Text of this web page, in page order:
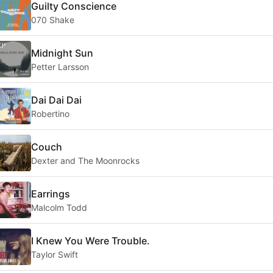
Guilty Conscience
070 Shake
Midnight Sun
Petter Larsson
Dai Dai Dai
Robertino
Couch
Dexter and The Moonrocks
Earrings
Malcolm Todd
I Knew You Were Trouble.
Taylor Swift